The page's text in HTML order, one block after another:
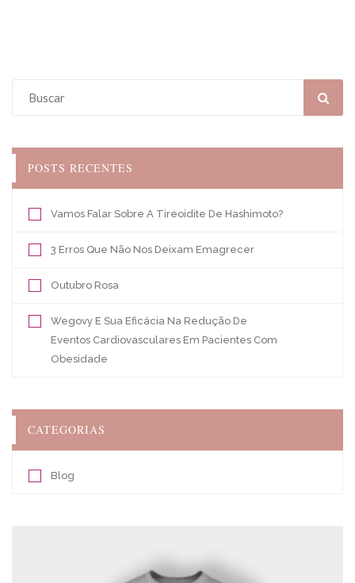
POSTS RECENTES
Vamos Falar Sobre A Tireoidite De Hashimoto?
3 Erros Que Não Nos Deixam Emagrecer
Outubro Rosa
Wegovy E Sua Eficácia Na Redução De
Eventos Cardiovasculares Em Pacientes Com
Obesidade
CATEGORIAS
Blog